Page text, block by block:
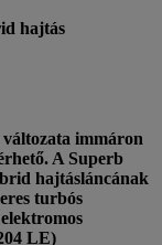
hajtás
immáron
A Superb
hajtásláncának
turbós
LE)